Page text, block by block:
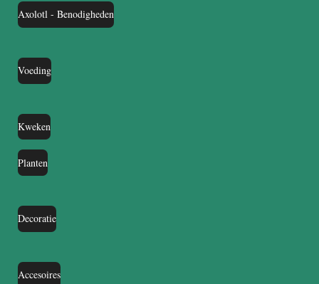
Axolotl - Benodigheden
Voeding
Kweken
Planten
Decoratie
Accesoires